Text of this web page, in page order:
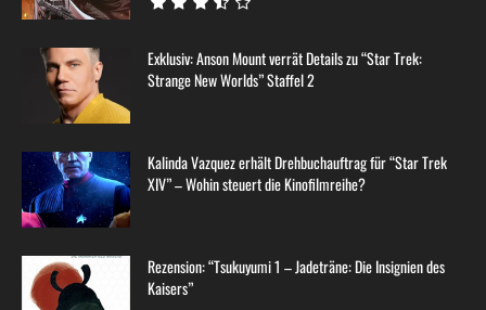
Exklusiv: Anson Mount verrät Details zu “Star Trek:
Strange New Worlds” Staffel 2
Kalinda Vazquez erhält Drehbuchauftrag für “Star Trek
XIV” – Wohin steuert die Kinofilmreihe?
Rezension: “Tsukuyumi 1 – Jadeträne: Die Insignien des
Kaisers”